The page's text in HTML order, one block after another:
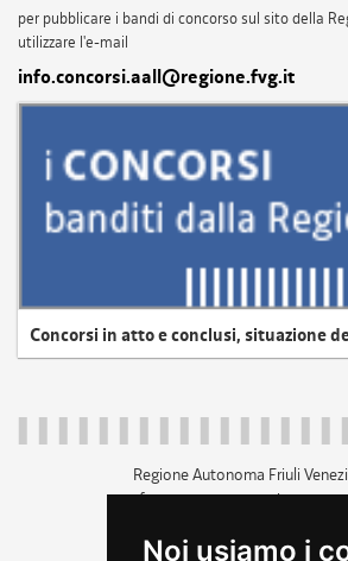
Noi usiamo i
per pubblicare i bandi di concorso sul sito della
utilizzare l'e-mail
info.concorsi.aall@regione.fvg.it
Concorsi in atto e conclusi, situazione
Regione Autonoma Friuli
c.f. 80014930327; p.iva
+39 040 3771111